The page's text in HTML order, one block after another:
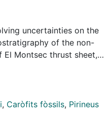
uncertainties on the
of the non-
El Montsec thrust sheet,
record of such
“El Montsec
upper Berriasian
, Caròfits fòssils, Pirineus